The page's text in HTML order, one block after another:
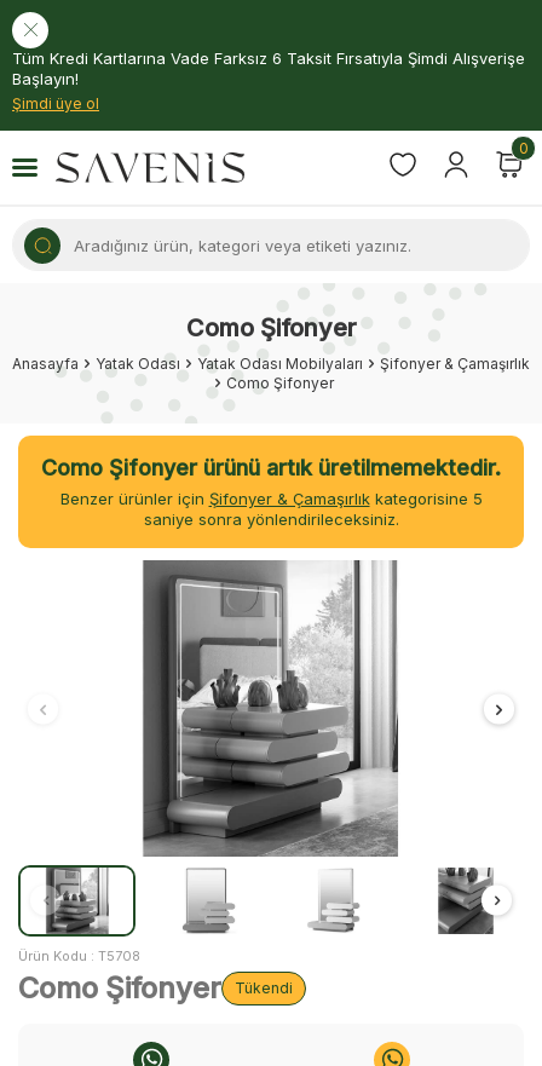
Tüm Kredi Kartlarına Vade Farksız 6 Taksit Fırsatıyla Şimdi Alışverişe
Başlayın!
Şimdi üye ol
0
Como Şifonyer
Anasayfa Yatak Odası Yatak Odası Mobilyaları
Şifonyer & Çamaşırlık
Como Şifonyer
Como Şifonyer ürünü artık üretilmemektedir.
Benzer ürünler için Şifonyer & Çamaşırlıkkategorisine 5
saniye sonra yönlendirileceksiniz.
Ürün Kodu : T5708
Como Şifonyer Tükendi